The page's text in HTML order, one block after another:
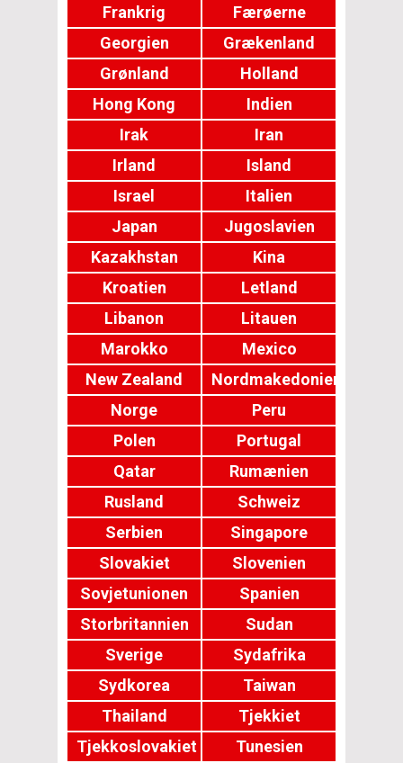
Frankrig
Færøerne
Georgien
Grækenland
Grønland
Holland
Hong Kong
Indien
Irak
Iran
Irland
Island
Israel
Italien
Japan
Jugoslavien
Kazakhstan
Kina
Kroatien
Letland
Libanon
Litauen
Marokko
Mexico
New Zealand
Nordmakedonien
Norge
Peru
Polen
Portugal
Qatar
Rumænien
Rusland
Schweiz
Serbien
Singapore
Slovakiet
Slovenien
Sovjetunionen
Spanien
Storbritannien
Sudan
Sverige
Sydafrika
Sydkorea
Taiwan
Thailand
Tjekkiet
Tjekkoslovakiet
Tunesien